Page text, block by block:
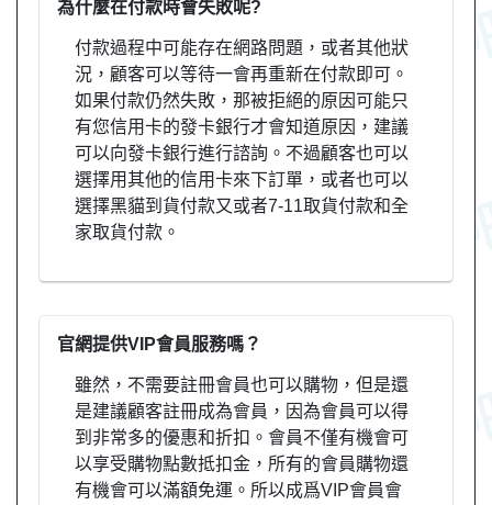
為什麼在付款時會失敗呢?
付款過程中可能存在網路問題，或者其他狀
況，顧客可以等待一會再重新在付款即可。
如果付款仍然失敗，那被拒絕的原因可能只
有您信用卡的發卡銀行才會知道原因，建議
可以向發卡銀行進行諮詢。不過顧客也可以
選擇用其他的信用卡來下訂單，或者也可以
選擇黑貓到貨付款又或者7-11取貨付款和全
家取貨付款。
官網提供VIP會員服務嗎？
雖然，不需要註冊會員也可以購物，但是還
是建議顧客註冊成為會員，因為會員可以得
到非常多的優惠和折扣。會員不僅有機會可
以享受購物點數抵扣金，所有的會員購物還
有機會可以滿額免運。所以成爲VIP會員會